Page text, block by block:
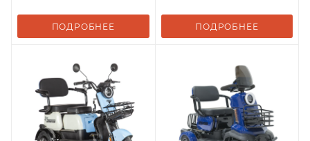
ПОДРОБНЕЕ ПОДРОБНЕЕ